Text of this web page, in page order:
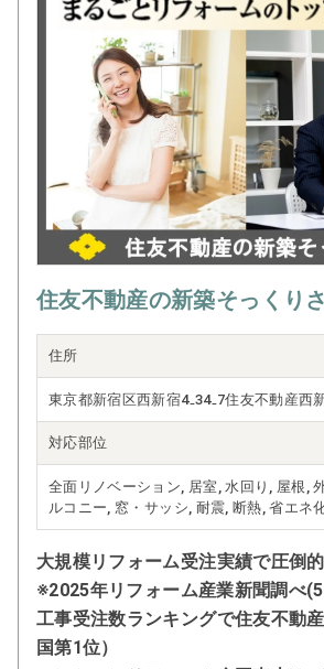
住友不動産の新築そっくり
住所
東京都新宿区西新宿4₋34₋7住友不動産西
対応部位
全面リノベーション, 居室, 水回り, 屋根,
ルコニー, 窓・サッシ, 耐震, 断熱, 省エネ
大規模リフォーム受注実績で圧倒
※2025年リフォーム産業新聞調べ
工事受注数ランキングで住友不動
国第1位）